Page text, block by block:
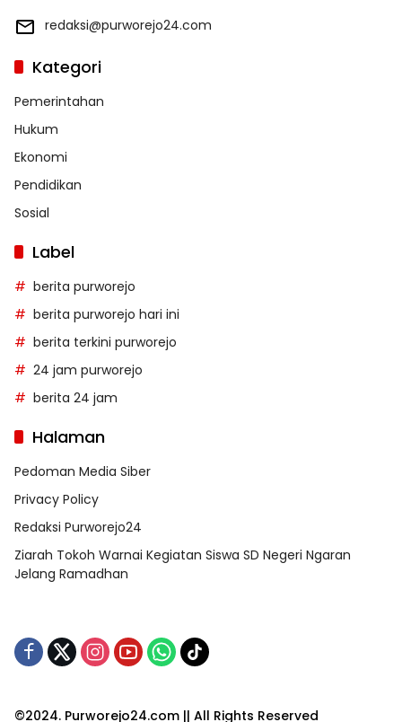
redaksi@purworejo24.com
Kategori
Pemerintahan
Hukum
Ekonomi
Pendidikan
Sosial
Label
berita purworejo
berita purworejo hari ini
berita terkini purworejo
24 jam purworejo
berita 24 jam
Halaman
Pedoman Media Siber
Privacy Policy
Redaksi Purworejo24
Ziarah Tokoh Warnai Kegiatan Siswa SD Negeri Ngaran
Jelang Ramadhan
©2024. Purworejo24.com || All Rights Reserved